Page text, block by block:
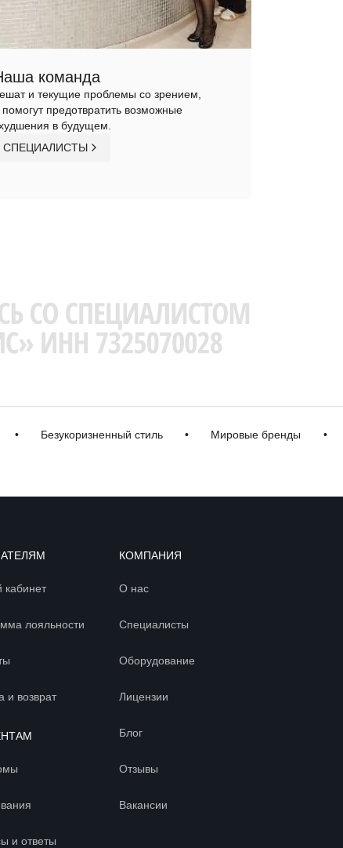
команда
и текущие проблемы со зрением,
помогут предотвратить возможные
в будущем.
СПЕЦИАЛИСТЫ
Безукоризненный стиль • Мировые бренды •
кабинет
лояльности
и возврат
и ответы
КОМПАНИЯ
О нас
Специалисты
Оборудование
Лицензии
Блог
Отзывы
Вакансии